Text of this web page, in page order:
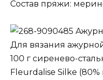
Состав пряжи:
Для вязания
100 г сиренево-
Fleurdalise Silke